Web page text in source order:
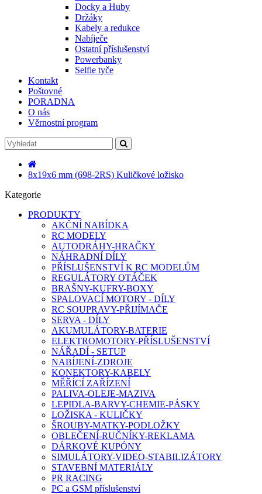
Docky a Huby
Držáky
Kabely a redukce
Nabíječe
Ostatní příslušenství
Powerbanky
Selfie tyče
Kontakt
Poštovné
PORADNA
O nás
Věrnostní program
8x19x6 mm (698-2RS) Kuličkové ložisko
Kategorie
PRODUKTY
AKČNÍ NABÍDKA
RC MODELY
AUTODRÁHY-HRAČKY
NÁHRADNÍ DÍLY
PŘÍSLUŠENSTVÍ K RC MODELŮM
REGULÁTORY OTÁČEK
BRAŠNY-KUFRY-BOXY
SPALOVACÍ MOTORY - DÍLY
RC SOUPRAVY-PŘIJÍMAČE
SERVA - DÍLY
AKUMULÁTORY-BATERIE
ELEKTROMOTORY-PŘÍSLUŠENSTVÍ
NÁŘADÍ - SETUP
NABÍJENÍ-ZDROJE
KONEKTORY-KABELY
MĚŘÍCÍ ZAŘÍZENÍ
PALIVA-OLEJE-MAZIVA
LEPIDLA-BARVY-CHEMIE-PÁSKY
LOŽISKA - KULIČKY
ŠROUBY-MATKY-PODLOŽKY
OBLEČENÍ-RUČNÍKY-REKLAMA
DÁRKOVÉ KUPÓNY
SIMULÁTORY-VIDEO-STABILIZÁTORY
STAVEBNÍ MATERIÁLY
PR RACING
PC a GSM příslušenství